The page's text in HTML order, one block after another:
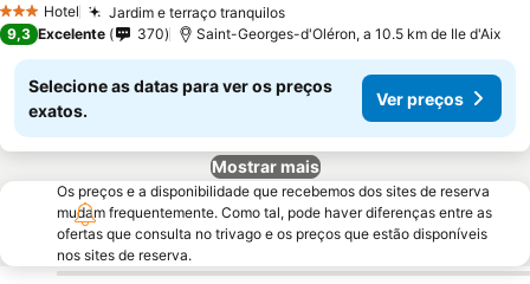
3 EstrelasHotel Jardim e terraço tranquilosVer preços
9,3 Excelente 370 Saint-Georges-d'Oléron, a 10.5 km de Ile d'Aix
Selecione as datas para ver os preços
exatos.
Ver preços
Mostrar mais
Os preços e a disponibilidade que recebemos dos sites de reserva
mudam frequentemente. Como tal, pode haver diferenças entre as
ofertas que consulta no trivago e os preços que estão disponíveis
nos sites de reserva.